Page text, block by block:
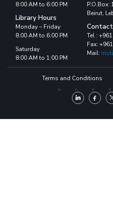
8:00 AM to 6:00 PM
Library Hours
Monday – Friday
8:00 AM to 6:00 PM
Saturday
8:00 AM to 1:00 PM
P.O.Box:
Beirut,
Tel :
Fax:
Mail:
Terms and Conditions